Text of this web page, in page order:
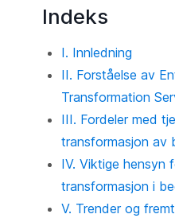
Indeks
I. Innledning
II. Forståelse av
Transformation
III. Fordeler med
transformasjon av
IV. Viktige hensyn
transformasjon i
V. Trender og